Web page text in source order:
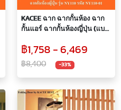
KACEE ฉาก ฉากกั้นห้อง ฉาก
กั้นแอร์ ฉากกั้นห้องญี่ปุ่น (แบบ
กระจกลายใบเมเปิ้ล (พรีออเด
อร์ 7 วัน)
฿1,758 - 6,469
฿8,400 -33%